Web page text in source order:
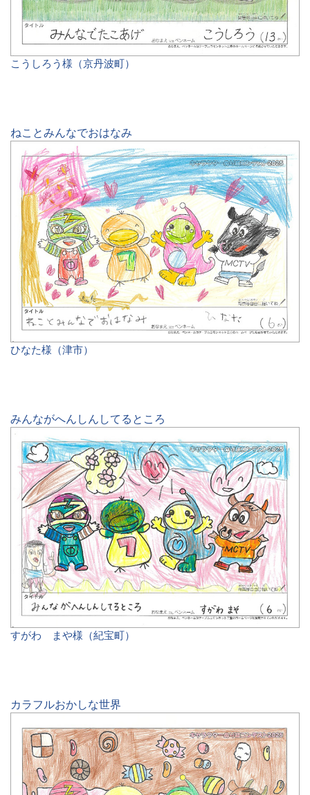
こうしろう様（京丹波町）
ねことみんなでおはなみ
ひなた様（津市）
みんながへんしんしてるところ
すがわ まや様（紀宝町）
カラフルおかしな世界